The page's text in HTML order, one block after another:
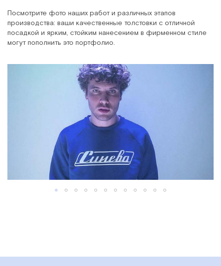
Посмотрите фото наших работ и различных этапов
производства: ваши качественные толстовки с отличной
посадкой и ярким, стойким нанесением в фирменном стиле
могут пополнить это портфолио.